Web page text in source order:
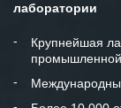
лаборатории
Крупнейшая
промышленной